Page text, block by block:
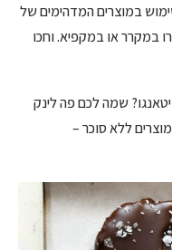
במוצרים המדהימים של
במקרר או במקפיא. וחכו
שמה לכם פה לינק
ללא סוכר –